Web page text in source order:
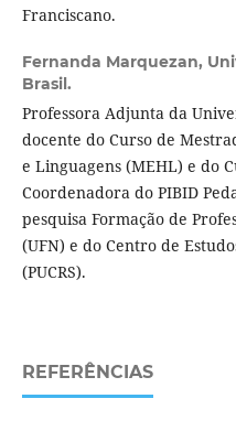
Franciscano.
Fernanda Marquezan,
Brasil.
Professora Adjunta da
docente do Curso de
e Linguagens (MEHL) e do
Coordenadora do PIBID
pesquisa Formação de
(UFN) e do Centro de
(PUCRS).
REFERÊNCIAS